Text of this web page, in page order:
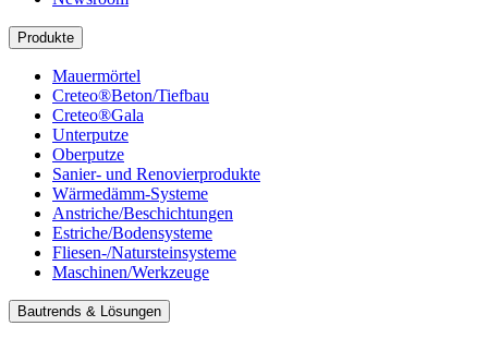
Produkte
Mauermörtel
Creteo®Beton/Tiefbau
Creteo®Gala
Unterputze
Oberputze
Sanier- und Renovierprodukte
Wärmedämm-Systeme
Anstriche/Beschichtungen
Estriche/Bodensysteme
Fliesen-/Natursteinsysteme
Maschinen/Werkzeuge
Bautrends & Lösungen